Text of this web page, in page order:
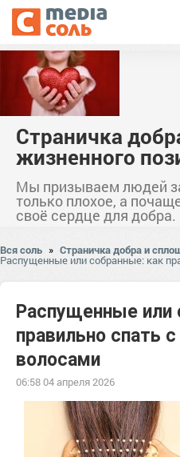
Страничка
жизненного
Мы призываем людей
только плохое, а
своё сердце для добра.
Вся соль » Страничка добра и
Распущенные или собранные: как
Распущенные или
правильно спать
волосами
06:58 04 апреля 2026